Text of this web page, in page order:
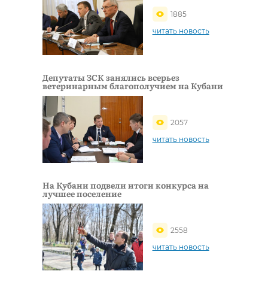
1885
читать новость
Депутаты ЗСК занялись всерьез
ветеринарным благополучием на Кубани
2057
читать новость
На Кубани подвели итоги конкурса на
лучшее поселение
2558
читать новость